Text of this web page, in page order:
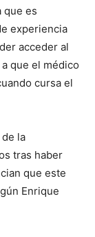
que es
experiencia
acceder al
que el médico
cursa el
la
tras haber
que este
Enrique